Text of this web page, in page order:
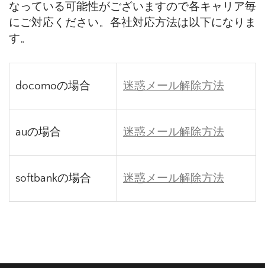
なっている可能性がございますので各キャリア毎
にご対応ください。各社対応方法は以下になりま
す。
docomoの場合 迷惑メール解除方法
auの場合 迷惑メール解除方法
softbankの場合 迷惑メール解除方法